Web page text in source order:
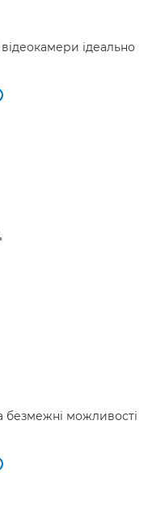
відеокамери ідеально
безмежні можливості